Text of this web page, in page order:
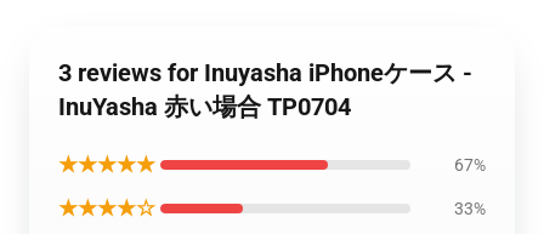
3 reviews for Inuyasha iPhoneケース -
InuYasha 赤い場合 TP0704
★★★★★ 67%
★★★★☆ 33%